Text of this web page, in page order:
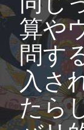
算や
問す
入さ
たら